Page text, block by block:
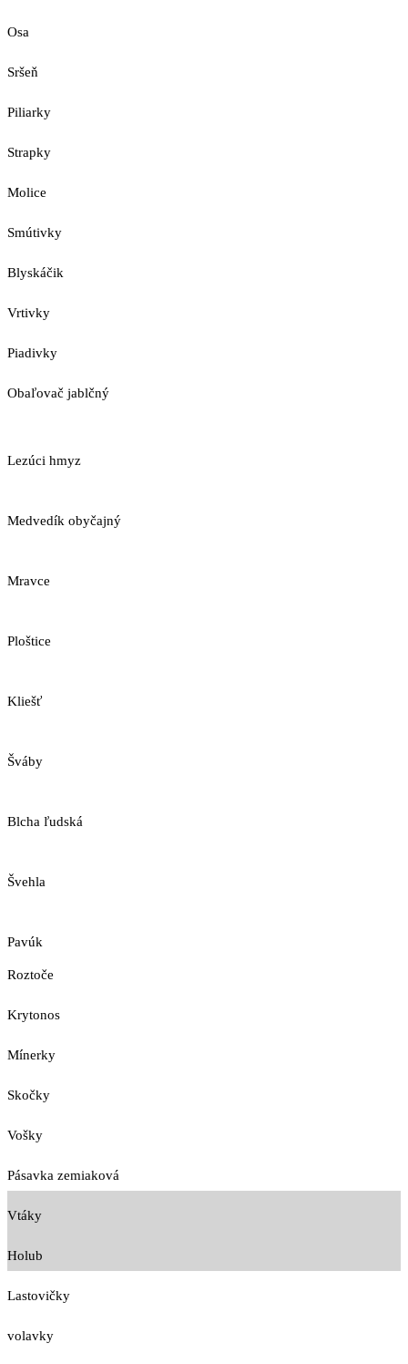
Osa
Sršeň
Piliarky
Strapky
Molice
Smútivky
Blyskáčik
Vrtivky
Piadivky
Obaľovač jablčný
Lezúci hmyz
Medvedík obyčajný
Mravce
Ploštice
Kliešť
Šváby
Blcha ľudská
Švehla
Pavúk
Roztoče
Krytonos
Mínerky
Skočky
Vošky
Pásavka zemiaková
Vtáky
Holub
Lastovičky
volavky